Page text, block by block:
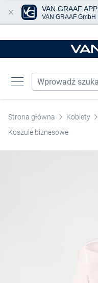
Strona główna Kobiety
Koszule biznesowe
VAN GRAAF APP
VAN GRAAF GmbH